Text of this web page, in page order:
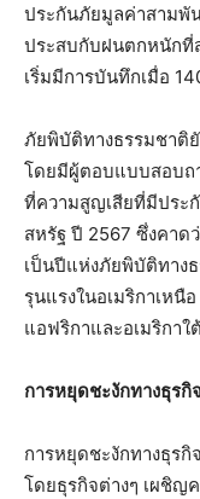
ประกันภัยมูลค่าสามพั
ประสบกับฝนตกหนักที่
เริ่มมีการบันทึกเมื่อ
ภัยพิบัติทางธรรมชาติ
โดยมีผู้ตอบแบบสอบถ
ที่ความสูญเสียที่มีประ
สหรัฐ ปี 2567 ซึ่งคาด
เป็นปีแห่งภัยพิบัติทาง
รุนแรงในอเมริกาเหนื
แอฟริกาและอเมริกาใ
การหยุดชะงักทางธุร
การหยุดชะงักทางธุรกิ
โดยธุรกิจต่างๆ เผชิญ